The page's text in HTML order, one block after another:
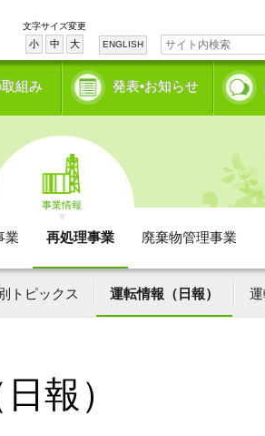
文字サイズ変更
小 中 大 ENGLISH
組み 発表•お知らせ
事業情報
業 再処理事業 廃棄物管理事業
トピックス 運転情報（日報） 運
報）